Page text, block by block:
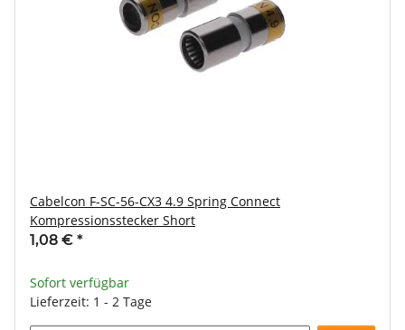
Cabelcon F-SC-56-CX3 4.9 Spring Connect
Kompressionsstecker Short
1,08 € *
Sofort verfügbar
Lieferzeit: 1 - 2 Tage